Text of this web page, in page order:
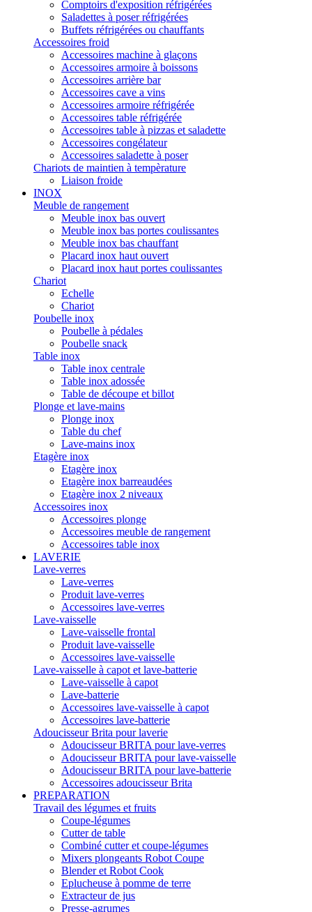
Comptoirs d'exposition réfrigérées
Saladettes à poser réfrigérées
Buffets réfrigérées ou chauffants
Accessoires froid
Accessoires machine à glaçons
Accessoires armoire à boissons
Accessoires arrière bar
Accessoires cave a vins
Accessoires armoire réfrigérée
Accessoires table réfrigérée
Accessoires table à pizzas et saladette
Accessoires congélateur
Accessoires saladette à poser
Chariots de maintien à tempèrature
Liaison froide
INOX
Meuble de rangement
Meuble inox bas ouvert
Meuble inox bas portes coulissantes
Meuble inox bas chauffant
Placard inox haut ouvert
Placard inox haut portes coulissantes
Chariot
Echelle
Chariot
Poubelle inox
Poubelle à pédales
Poubelle snack
Table inox
Table inox centrale
Table inox adossée
Table de découpe et billot
Plonge et lave-mains
Plonge inox
Table du chef
Lave-mains inox
Etagère inox
Etagère inox
Etagère inox barreaudées
Etagère inox 2 niveaux
Accessoires inox
Accessoires plonge
Accessoires meuble de rangement
Accessoires table inox
LAVERIE
Lave-verres
Lave-verres
Produit lave-verres
Accessoires lave-verres
Lave-vaisselle
Lave-vaisselle frontal
Produit lave-vaisselle
Accessoires lave-vaisselle
Lave-vaisselle à capot et lave-batterie
Lave-vaisselle à capot
Lave-batterie
Accessoires lave-vaisselle à capot
Accessoires lave-batterie
Adoucisseur Brita pour laverie
Adoucisseur BRITA pour lave-verres
Adoucisseur BRITA pour lave-vaisselle
Adoucisseur BRITA pour lave-batterie
Accessoires adoucisseur Brita
PREPARATION
Travail des légumes et fruits
Coupe-légumes
Cutter de table
Combiné cutter et coupe-légumes
Mixers plongeants Robot Coupe
Blender et Robot Cook
Eplucheuse à pomme de terre
Extracteur de jus
Presse-agrumes